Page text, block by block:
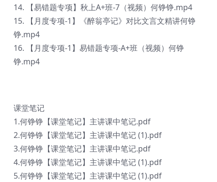
14. 【易错题专项】秋上A+班-7（视频）何铮铮.mp4
15. 【月度专项-1】《醉翁亭记》对比文言文精讲何铮
铮.mp4
16. 【月度专项-1】易错题专项-A+班（视频）何铮
铮.mp4
课堂笔记
1.何铮铮【课堂笔记】主讲课中笔记.pdf
2.何铮铮【课堂笔记】主讲课中笔记 (1).pdf
3.何铮铮【课堂笔记】主讲课中笔记.pdf
4.何铮铮【课堂笔记】主讲课中笔记 (1).pdf
5.何铮铮【课堂笔记】主讲课中笔记 (1).pdf